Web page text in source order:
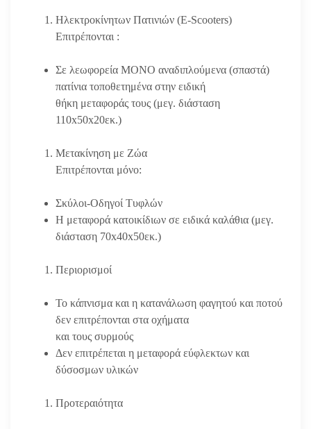
Ηλεκτροκίνητων Πατινιών (E-Scooters)
Επιτρέπονται :
Σε λεωφορεία ΜΟΝΟ αναδιπλούμενα (σπαστά)
πατίνια τοποθετημένα στην ειδική
θήκη μεταφοράς τους (μεγ. διάσταση
110x50x20εκ.)
Μετακίνηση με Ζώα
Επιτρέπονται μόνο:
Σκύλοι-Οδηγοί Τυφλών
Η μεταφορά κατοικίδιων σε ειδικά καλάθια (μεγ.
διάσταση 70x40x50εκ.)
Περιορισμοί
Το κάπνισμα και η κατανάλωση φαγητού και ποτού
δεν επιτρέπονται στα οχήματα
και τους συρμούς
Δεν επιτρέπεται η μεταφορά εύφλεκτων και
δύσοσμων υλικών
Προτεραιότητα